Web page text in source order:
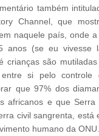
também
Channel, que
naquele país, onde
anos (se eu vivesse
crianças são
si pelo controle
que 97% dos
africanos e que Serra
civil sangrenta, está
humano da ONU.